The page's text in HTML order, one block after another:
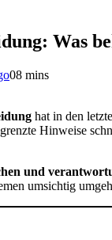
Was
08 mins
hat in den
Hinweise
und
umsichtig